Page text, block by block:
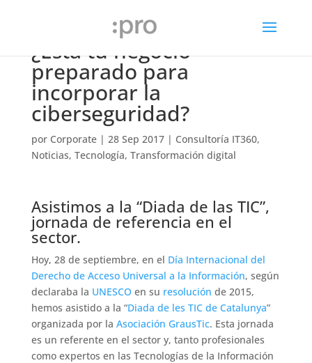
¿Está tu negocio
preparado para
incorporar la
ciberseguridad?
por Corporate| 28 Sep 2017| Consultoría IT360,
Noticias, Tecnología, Transformación digital
Asistimos a la “Diada de las TIC”,
jornada de referencia en el
sector.
Hoy, 28 de septiembre, en el Día Internacional del
Derecho de Acceso Universal a la Información, según
declaraba la UNESCO en su resolución de 2015,
hemos asistido a la “Diada de les TIC de Catalunya”
organizada por la Asociación GrausTic. Esta jornada
es un referente en el sector y, tanto profesionales
como expertos en las Tecnologías de la Información